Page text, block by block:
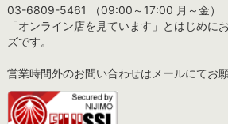
03-6809-5461 （09:00～17:00 月～金）
「オンライン店を見ています」とはじめに
ズです。
営業時間外のお問い合わせはメールにてお願